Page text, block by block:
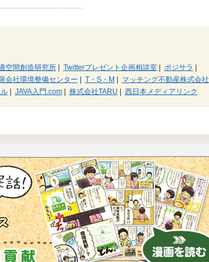
空間創造研究所| Twitterプレゼント企画相談室| ポジサラ
会社環境整備センター T・S・M マッチング不動産株式会社
| JAVA入門.com| 株式会社TARU 西日本メディアリンク